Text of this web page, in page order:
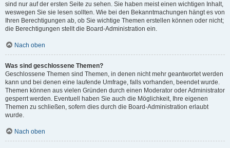
sind nur auf der ersten Seite zu sehen. Sie haben meist einen wichtigen Inhalt,
weswegen Sie sie lesen sollten. Wie bei den Bekanntmachungen hängt es von
Ihren Berechtigungen ab, ob Sie wichtige Themen erstellen können oder nicht;
die Berechtigungen stellt die Board-Administration ein.
Nach oben
Was sind geschlossene Themen?
Geschlossene Themen sind Themen, in denen nicht mehr geantwortet werden
kann und bei denen eine laufende Umfrage, falls vorhanden, beendet wurde.
Themen können aus vielen Gründen durch einen Moderator oder Administrator
gesperrt werden. Eventuell haben Sie auch die Möglichkeit, Ihre eigenen
Themen zu schließen, sofern dies durch die Board-Administration erlaubt
wurde.
Nach oben